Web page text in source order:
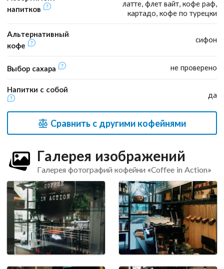
напитков
латте, флет вайт, кофе раф,
картадо, кофе по турецки
Альтернативный
кофе
сифон
Выбор сахара не проверено
Напитки с собой
да
Сравнить с другими кофейнями
Галерея изображений
Галерея фотографий кофейни «Coffee in Action»